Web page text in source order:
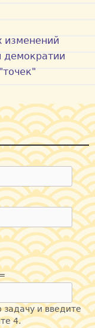
изменений
демократии
и введите
4.